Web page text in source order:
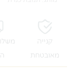
קנייה
מאובטחת